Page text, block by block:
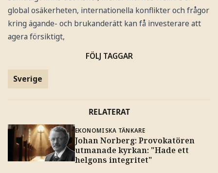
global osäkerheten, internationella konflikter och frågor
kring ägande- och brukanderätt kan få investerare att
agera försiktigt,
FÖLJ TAGGAR
Sverige
RELATERAT
EKONOMISKA TÄNKARE
Johan Norberg: Provokatören
utmanade kyrkan: "Hade ett
helgons integritet"